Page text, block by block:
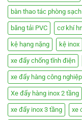
bàn thao tác phòng sạch
băng tải PVC cơ khí
kệ hạng nặng kệ inox
xe đẩy chống tĩnh điện
xe đẩy hàng công nghiệp
Xe đẩy hàng inox 2 tầng
xe đẩy inox 3 tầng xe